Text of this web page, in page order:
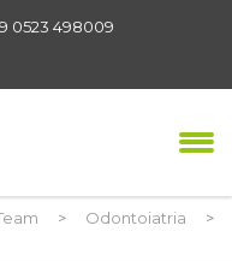
0523 498009
> Odontoiatria
>